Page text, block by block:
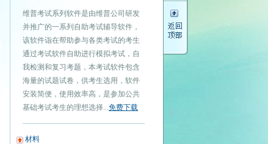
维普考试系列软件是由维普公司研发
并推广的一系列自助考试辅导软件，
该软件诣在帮助参与各类考试的考生
通过考试软件自助进行模拟考试，自
我检测和复习考题，本考试软件包含
海量的试题试卷，供考生选用，软件
安装简便，使用效率高，是参加公共
基础考试考生的理想选择...免费下载
材料